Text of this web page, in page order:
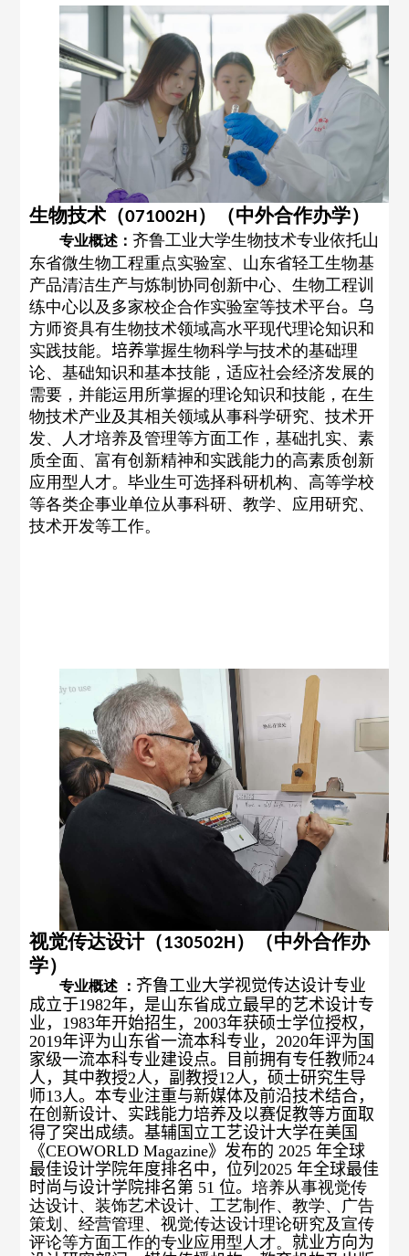
生物技术（071002H）（中外合作办学）
专业概述： 齐鲁工业大学生物技术专业依托山
东省微生物工程重点实验室、山东省轻工生物基
产品清洁生产与炼制协同创新中心、生物工程训
练中心以及多家校企合作实验室等技术平台。乌
方师资具有生物技术领域高水平现代理论知识和
实践技能。培养掌握生物科学与技术的基础理
论、基础知识和基本技能，适应社会经济发展的
需要，并能运用所掌握的理论知识和技能，在生
物技术产业及其相关领域从事科学研究、技术开
发、人才培养及管理等方面工作，基础扎实、素
质全面、富有创新精神和实践能力的高素质创新
应用型人才。毕业生可选择科研机构、高等学校
等各类企事业单位从事科研、教学、应用研究、
技术开发等工作。
视觉传达设计（130502H ）（中外合作办
学）
专业概述 ： 齐鲁工业大学视觉传达设计专业
成立于1982年，是山东省成立最早的艺术设计专
业， 1983年开始招生，2003年获硕士学位授权，
2019年评为山东省一流本科专业，2020年评为国
家级一流本科专业建设点。目前拥有专任教师24
人，其中教授2人，副教授12人，硕士研究生导
师13人。本专业注重与新媒体及前沿技术结合，
在创新设计、实践能力培养及以赛促教等方面取
得了突出成绩。基辅国立工艺设计大学在美国
《CEOWORLD Magazine》发布的2025年全球
最佳设计学院年度排名中，位列2025年全球最佳
时尚与设计学院排名第 51位。培养从事视觉传
达设计、装饰艺术设计、工艺制作、教学、广告
策划、经营管理、视觉传达设计理论研究及宣传
评论等方面工作的专业应用型人才。 就业方向为